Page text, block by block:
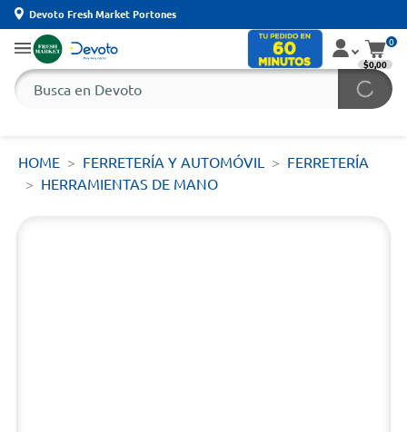
Devoto Fresh Market Portones
0
$0,00
HOME FERRETERÍA Y AUTOMÓVIL
FERRETERÍA
HERRAMIENTAS DE MANO